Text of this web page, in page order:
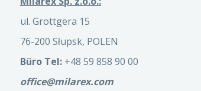
ul. Grottgera 15
76-200 Słupsk, POLEN
Büro Tel:+48 59 858 90 00
office@milarex.com